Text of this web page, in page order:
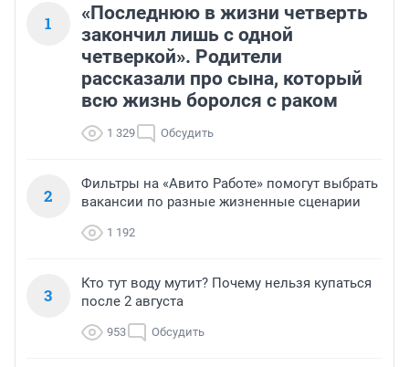
1
«Последнюю в жизни четверть
закончил лишь с одной
четверкой». Родители
рассказали про сына, который
всю жизнь боролся с раком
1 329 Обсудить
2
Фильтры на «Авито Работе» помогут выбрать
вакансии по разные жизненные сценарии
1 192
3
Кто тут воду мутит? Почему нельзя купаться
после 2 августа
953 Обсудить